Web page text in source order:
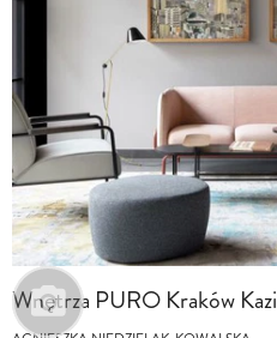
Wnętrza PURO Kraków